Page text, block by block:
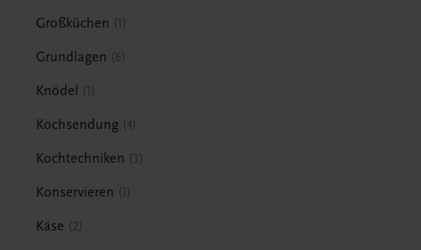
Großküchen 1
Grundlagen 6
Knödel 1
Kochsendung 4
Kochtechniken 3
Konservieren 1
Käse 2